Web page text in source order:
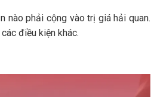
nào phải cộng vào trị giá hải quan.
điều kiện khác.